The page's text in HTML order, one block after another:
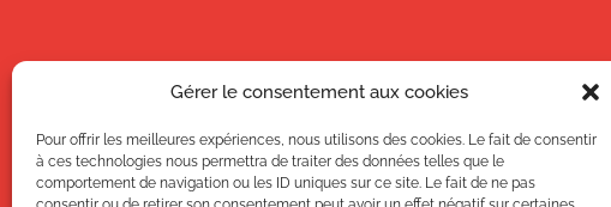
Gérer le consentement aux cookies
Pour offrir les meilleures expériences, nous utilisons des cookies. Le fait de consentir
à ces technologies nous permettra de traiter des données telles que le
comportement de navigation ou les ID uniques sur ce site. Le fait de ne pas
CAMPUS AFIP
40, rue des Antonins
69100
+33 (0) 4 78 37 81 81